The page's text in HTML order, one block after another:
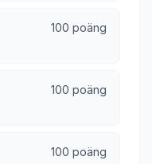
100 poäng
100 poäng
100 poäng